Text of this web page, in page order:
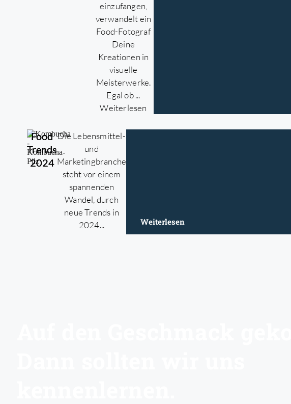
einzufangen,
verwandelt ein
Food-Fotograf
Deine
Kreationen in
visuelle
Meisterwerke.
Egal ob ...
Weiterlesen
Food
Trends
2024
Die Lebensmittel-
und
Marketingbranche
steht vor einem
spannenden
Wandel, durch
neue Trends in
2024...
Weiterlesen